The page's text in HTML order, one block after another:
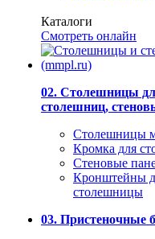
Каталоги
Смотреть онлайн
02. Столешницы
столешниц,
Столешницы
Кромка для
Стеновые
Кронштейны
столешницы
03. Пристеночные